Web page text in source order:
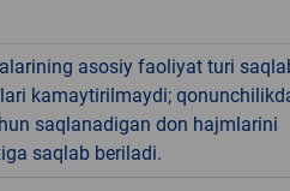
asosiy faoliyat turi
kamaytirilmaydi;
saqlanadigan don hajmlarini
saqlab beriladi.